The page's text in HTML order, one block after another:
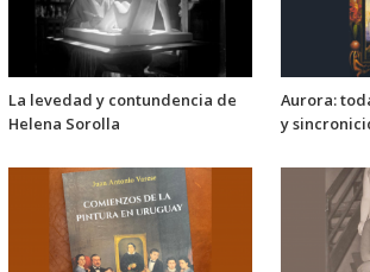
La levedad y contundencia de
Helena Sorolla
Aurora:
y